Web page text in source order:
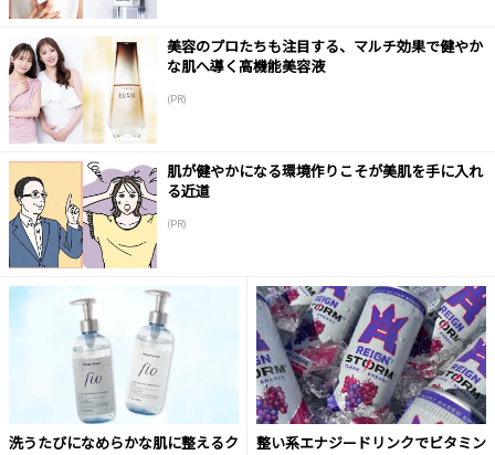
美容のプロたちも注目する、マルチ効果で健やか
な肌へ導く高機能美容液
(PR)
肌が健やかになる環境作りこそが美肌を手に入れ
る近道
(PR)
洗うたびになめらかな肌に整えるク
整い系エナジードリンクでビタミン